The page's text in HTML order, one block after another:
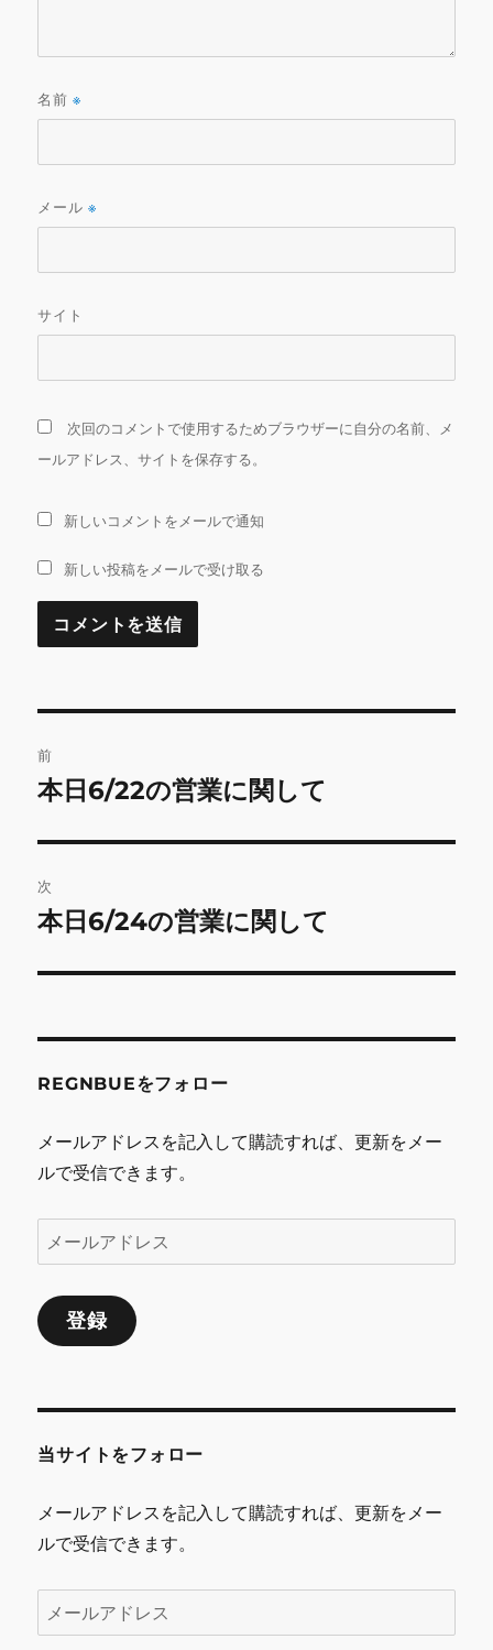
名前※
メール※
サイト
次回のコメントで使用するためブラウザーに自分の名前、メ
ールアドレス、サイトを保存する。
新しいコメントをメールで通知
新しい投稿をメールで受け取る
稿
ビ
ゲ
ー
前
前
投
稿:
本日6/22の営業に関して
次
次
投
本日6/24の営業に関して
REGNBUEをフォロー
メールアドレスを記入して購読すれば、更新をメー
ルで受信できます。
ー
ル
ア
ス
登録
当サイトをフォロー
メールアドレスを記入して購読すれば、更新をメー
ルで受信できます。
ー